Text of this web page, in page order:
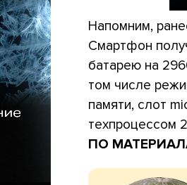
Напомним,
Смартфон
батарею на
том числе
памяти, слот
техпроцессом
ПО